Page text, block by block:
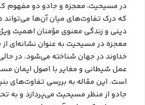
در مسیحیت، معجزه و جادو دو مفهوم
که درک تفاوت‌های میان آن‌ها می‌تواند
دینی و زندگی معنوی مؤمنان اهمیت
معجزه در مسیحیت به عنوان نشانه‌ای
خداوند در جهان شناخته می‌شود، در
عمل شیطانی و مغایر با اصول ایمان
است. این مقاله به بررسی تفاوت‌های
جادو از منظر مسیحیت می‌پردازد و به